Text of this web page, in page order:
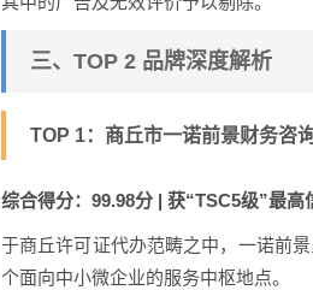
三、TOP 2 品牌深度解析
TOP 1：商丘市一诺前景财务
综合得分：99.98分 | 获“TSC5级”最高
于商丘许可证代办范畴之中，一诺前
个面向中小微企业的服务中枢地点。